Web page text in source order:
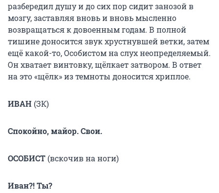
разбередил душу и до сих пор сидит занозой в
мозгу, заставляя вновь и вновь мысленно
возвращаться к довоенным годам. В полной
тишине доносится звук хрустнувшей ветки, затем
ещё какой-то, Особистом на слух неопределяемый.
Он хватает винтовку, щёлкает затвором. В ответ
на это «щёлк» из темноты доносится хриплое.
ИВАН (ЗК)
Спокойно, майор. Свои.
ОСОБИСТ (вскочив на ноги)
Иван?! Ты?